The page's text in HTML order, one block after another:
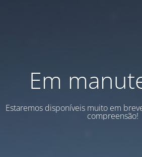
Em
Estaremos disponíveis muito em
compreensão!